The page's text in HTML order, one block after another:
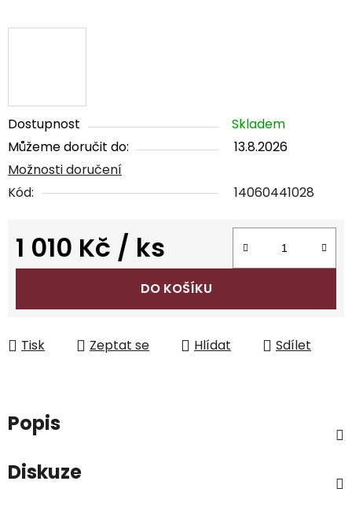
Dostupnost
Skladem
Můžeme doručit do:
13.8.2026
Možnosti doručení
Kód:
14060441028
1 010 Kč / ks
Měrná cena:
DO KOŠÍKU
Tisk Zeptat se Hlídat Sdílet
Popis
Diskuze